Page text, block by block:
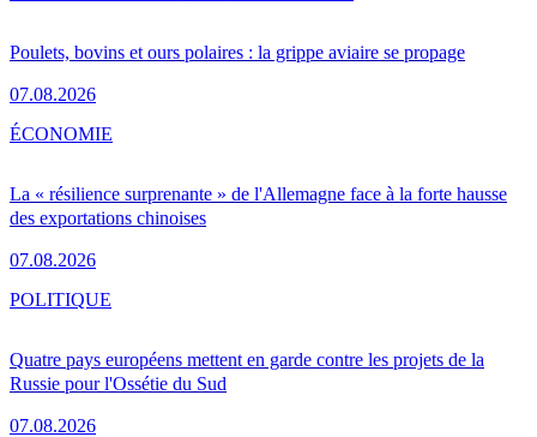
Poulets, bovins et ours polaires : la grippe aviaire se propage
07.08.2026
La « résilience surprenante » de l'Allemagne face à la forte hausse
des exportations chinoises
07.08.2026
ÉCONOMIE
Quatre pays européens mettent en garde contre les projets de la
Russie pour l'Ossétie du Sud
07.08.2026
POLITIQUE